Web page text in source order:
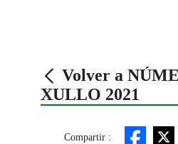
Volver a
XULLO 2021
Compartir :